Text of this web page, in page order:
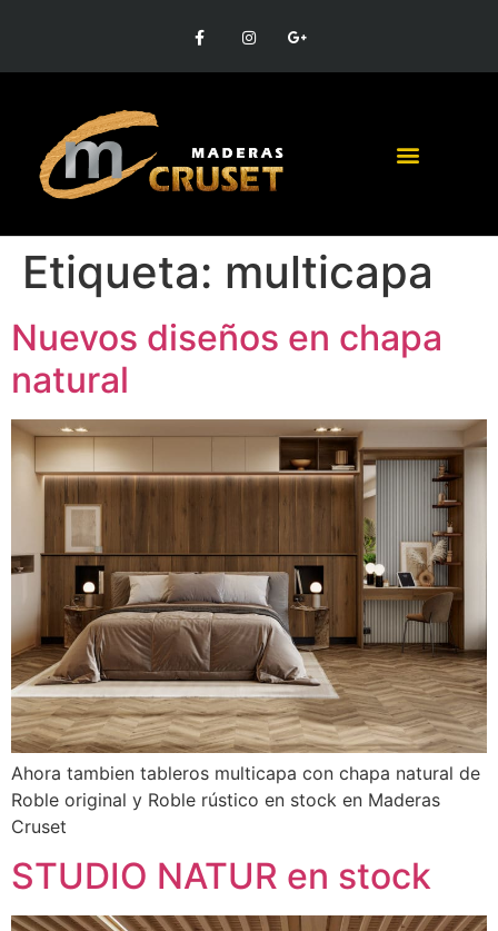
Etiqueta: multicapa
Nuevos diseños en chapa
natural
Ahora tambien tableros multicapa con chapa natural de
Roble original y Roble rústico en stock en Maderas
Cruset
STUDIO NATUR en stock